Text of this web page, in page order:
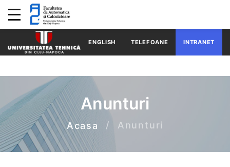
ENGLISH TELEFOANE INTRANET
Anunturi
Acasa Anunturi